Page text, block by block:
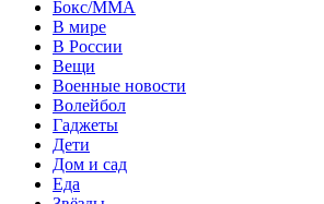
Бокс/MMA
В мире
В России
Вещи
Военные новости
Волейбол
Гаджеты
Дети
Дом и сад
Еда